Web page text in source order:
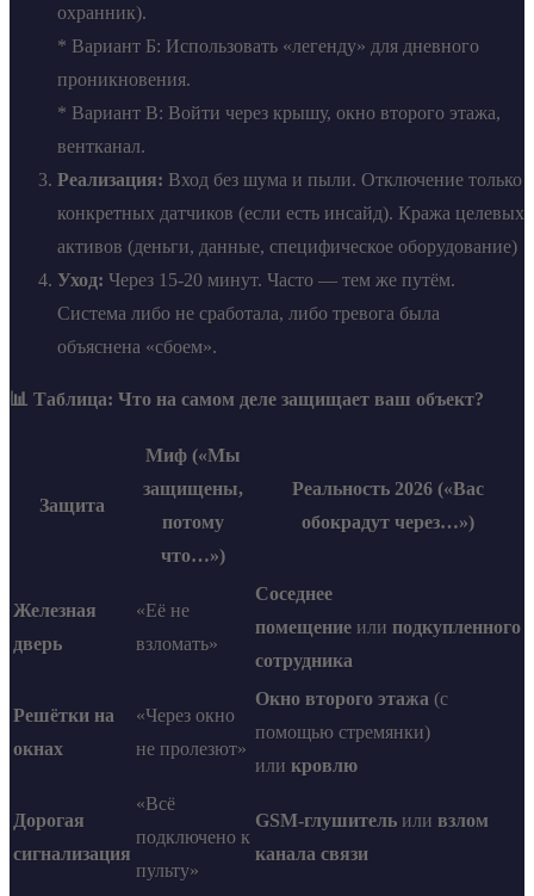
охранник).
* Вариант Б: Использовать «легенду» для дневного
проникновения.
* Вариант В: Войти через крышу, окно второго этажа,
вентканал.
Реализация: Вход без шума и пыли. Отключение только
конкретных датчиков (если есть инсайд). Кража целевых
активов (деньги, данные, специфическое оборудование)
Уход: Через 15-20 минут. Часто — тем же путём.
Система либо не сработала, либо тревога была
объяснена «сбоем».
📊 Таблица: Что на самом деле защищает ваш объект?
Защита
Миф («Мы
защищены,
потому
что…»)
Реальность 2026 («Вас
обокрадут через…»)
Железная
дверь
«Её не
взломать»
Соседнее
помещение или подкупленного
сотрудника
Решётки на
окнах
«Через окно
не пролезют»
Окно второго этажа (с
помощью стремянки)
или кровлю
Дорогая
сигнализация
«Всё
подключено к
пульту»
GSM-глушитель или взлом
канала связи